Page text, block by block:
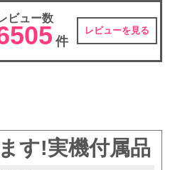
ビュー数
件
レビューを見る
す!実機付属品